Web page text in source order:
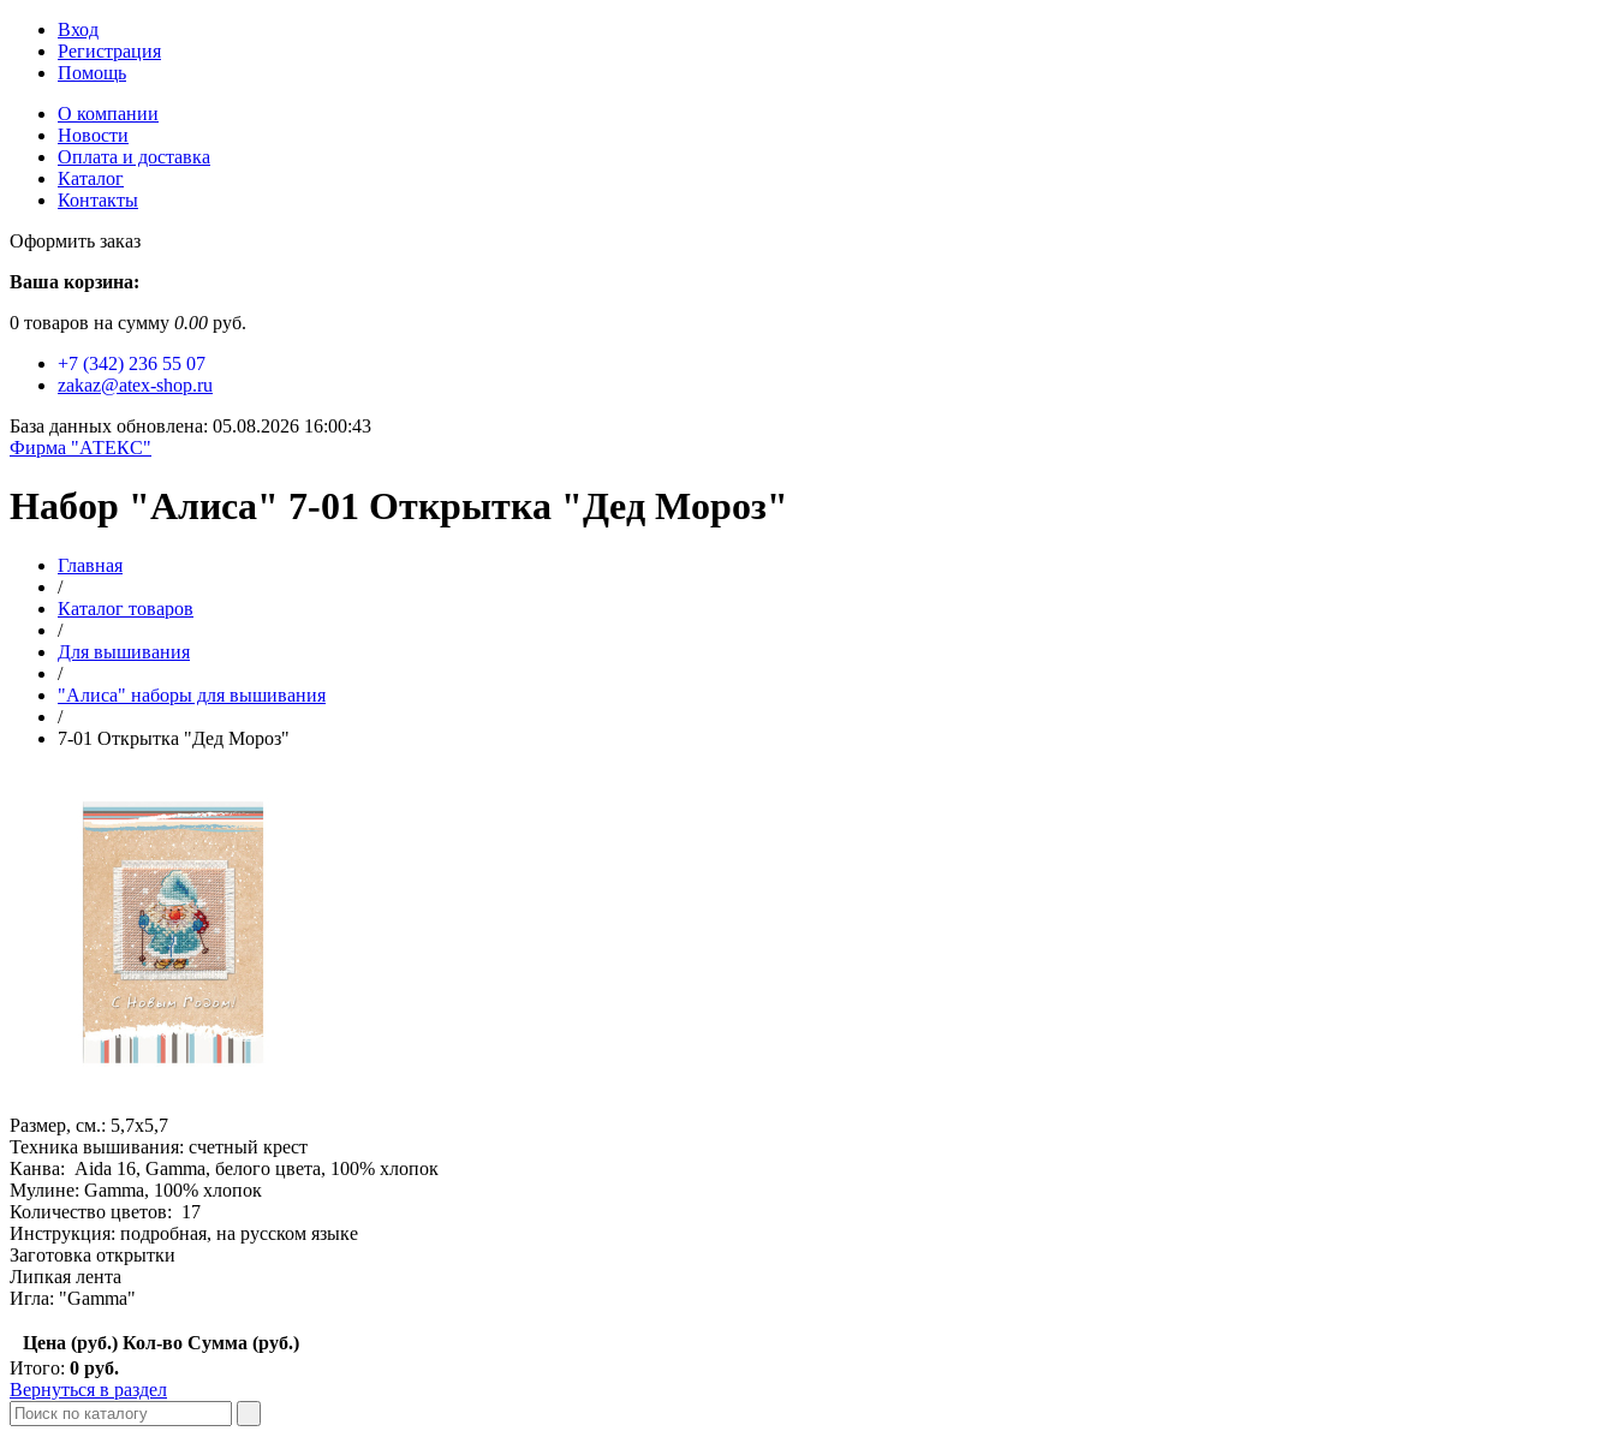
Вход
Регистрация
Помощь
О компании
Новости
Оплата и доставка
Каталог
Контакты
Оформить заказ
Ваша корзина:
0 товаров на сумму 0.00 руб.
+7 (342) 236 55 07
zakaz@atex-shop.ru
База данных обновлена: 05.08.2026 16:00:43
Фирма "АТЕКС"
Набор "Алиса" 7-01 Открытка "Дед Мороз"
Главная
/
Каталог товаров
/
Для вышивания
/
"Алиса" наборы для вышивания
/
7-01 Открытка "Дед Мороз"
Размер, см.: 5,7х5,7
Техника вышивания: счетный крест
Канва: Aida 16, Gamma, белого цвета, 100% хлопок
Мулине: Gamma, 100% хлопок
Количество цветов: 17
Инструкция: подробная, на русском языке
Заготовка открытки
Липкая лента
Игла: "Gamma"
Цена (руб.) Кол-во Сумма (руб.)
Итого: 0 руб.
Вернуться в раздел